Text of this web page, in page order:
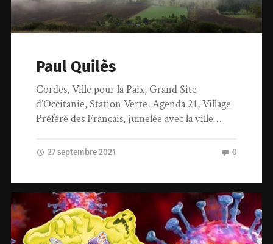
Paul Quilès
Cordes, Ville pour la Paix, Grand Site
d’Occitanie, Station Verte, Agenda 21, Village
Préféré des Français, jumelée avec la ville…
27 septembre 2021 0